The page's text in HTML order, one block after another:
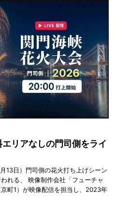
リアなしの門司側をライ
13日）門司側の花火打ち上げシーン
れる、 映像制作会社「フューチャ
町1）が映像配信を担当し、2023年